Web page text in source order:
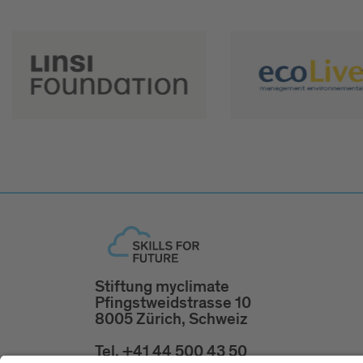
Stiftung myclimate
Pfingstweidstrasse 10
8005 Zürich, Schweiz
Tel. +41 44 500 43 50